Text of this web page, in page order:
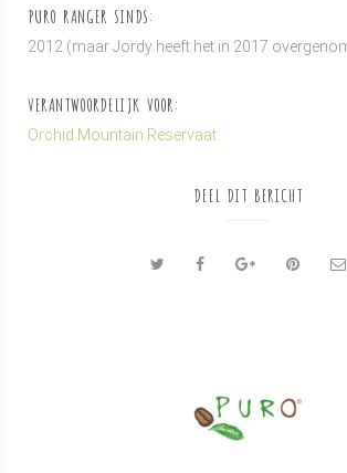
PURO RANGER SINDS:
2012 (maar Jordy heeft het in 2017
VERANTWOORDELIJK VOOR:
Orchid Mountain Reservaat
DEEL DIT BERICHT